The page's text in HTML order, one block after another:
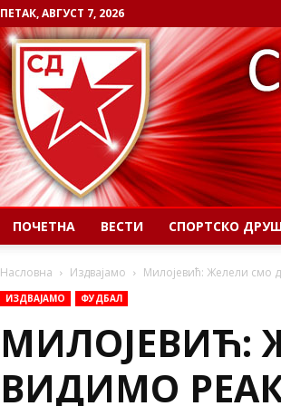
ПЕТАК, АВГУСТ 7, 2026
ПОЧЕТНА ВЕСТИ СПОРТСКО
Насловна Издвајамо Милојевић: Желели смо
ИЗДВАЈАМО ФУДБАЛ
МИЛОЈЕВИЋ:
ВИДИМО